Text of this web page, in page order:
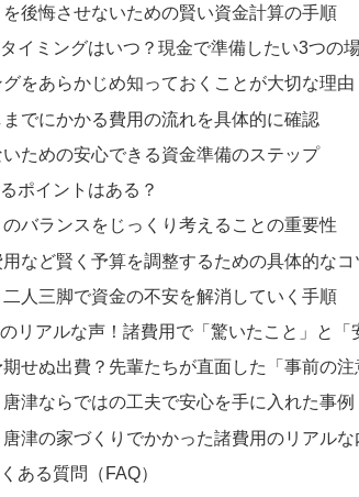
後悔させないための賢い資金計算の手順
イミングはいつ？現金で準備したい3つの
をあらかじめ知っておくことが大切な理由
でにかかる費用の流れを具体的に確認
ための安心できる資金準備のステップ
ポイントはある？
バランスをじっくり考えることの重要性
など賢く予算を調整するための具体的なコ
人三脚で資金の不安を解消していく手順
リアルな声！諸費用で「驚いたこと」と「
せぬ出費？先輩たちが直面した「事前の注
津ならではの工夫で安心を手に入れた事例
唐津の家づくりでかかった諸費用のリアルな
ある質問（FAQ）